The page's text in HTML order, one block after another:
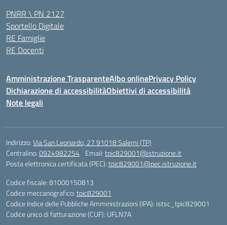
PNRR \ PN 2127
Sportello Digitale
RE Famiglie
RE Docenti
Amministrazione TrasparenteAlbo onlinePrivacy Policy
Dichiarazione di accessibilitàObiettivi di accessibilità
Note legali
Indirizzo:Via San Leonardo, 27 91018 Salemi (TP)
Centralino:0924982254 Email:tpic829001@istruzione.it
Posta elettronica certificata (PEC):tpic829001@pec.istruzione.it
Codice fiscale: 81000150813
Codice meccanografico:tpic829001
Codice Indice delle Pubbliche Amministrazioni (IPA): istsc_tpic829001
Codice unico di fatturazione (CUF): UFLN7A